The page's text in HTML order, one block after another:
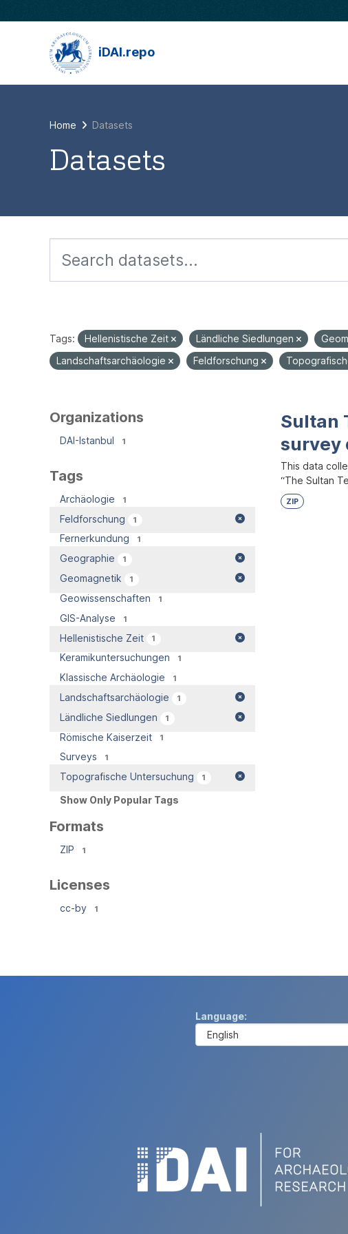
iDAI.repo
Home Datasets
Datasets
Tags: Hellenistische Zeit Ländliche Siedlungen
Landschaftsarchäologie
Feldforschung
Organizations
DAI-Istanbul 1
Tags
Archäologie 1
Feldforschung 1
Fernerkundung 1
Geographie 1
Geomagnetik 1
Geowissenschaften 1
GIS-Analyse 1
Hellenistische Zeit 1
Keramikuntersuchungen 1
Klassische Archäologie 1
Landschaftsarchäologie 1
Ländliche Siedlungen 1
Römische Kaiserzeit 1
Surveys 1
Topografische Untersuchung 1
Show Only Popular Tags
Formats
ZIP 1
Licenses
cc-by 1
Sultan
survey
This data
“The Sultan
ZIP
Language